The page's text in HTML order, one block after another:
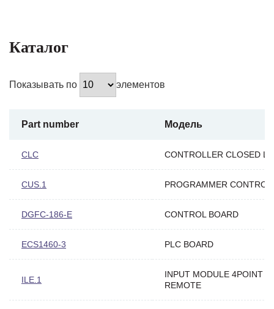
Каталог
Показывать по элементов
Part number Модель
CLC CONTROLLER CLOSED
CUS.1 PROGRAMMER
DGFC-186-E CONTROL BOARD
ECS1460-3 PLC BOARD
ILE.1
INPUT MODULE 4POINT
REMOTE